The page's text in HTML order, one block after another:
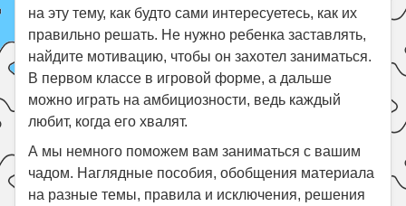
на эту тему, как будто сами интересуетесь, как их
правильно решать. Не нужно ребенка заставлять,
найдите мотивацию, чтобы он захотел заниматься.
В первом классе в игровой форме, а дальше
можно играть на амбициозности, ведь каждый
любит, когда его хвалят.
А мы немного поможем вам заниматься с вашим
чадом. Наглядные пособия, обобщения материала
на разные темы, правила и исключения, решения